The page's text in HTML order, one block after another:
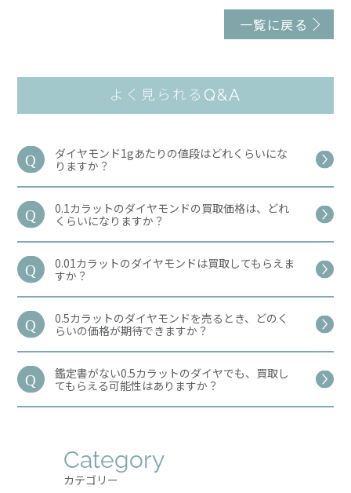
一覧に戻る
よく見られる Q&A
ダイヤモンド1gあたりの値段はどれくらいにな
りますか？
0.1カラットのダイヤモンドの買取価格は、どれ
くらいになりますか？
0.01カラットのダイヤモンドは買取してもらえま
すか？
0.5カラットのダイヤモンドを売るとき、どのく
らいの価格が期待できますか？
鑑定書がない0.5カラットのダイヤでも、買取し
てもらえる可能性はありますか？
Category
カテゴリー